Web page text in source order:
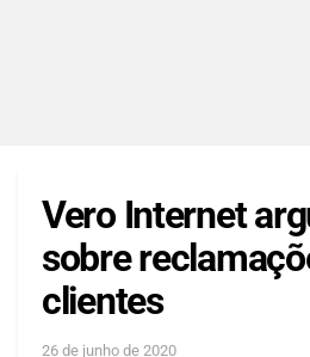
Vero Internet
sobre
clientes
26 de junho de 2020